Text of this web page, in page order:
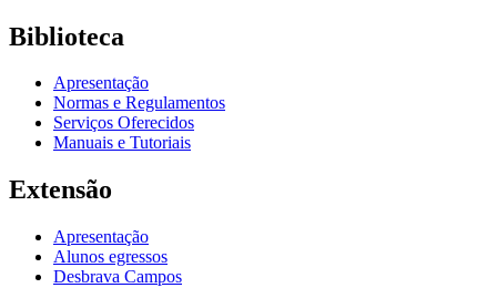
Biblioteca
Apresentação
Normas e Regulamentos
Serviços Oferecidos
Manuais e Tutoriais
Extensão
Apresentação
Alunos egressos
Desbrava Campos